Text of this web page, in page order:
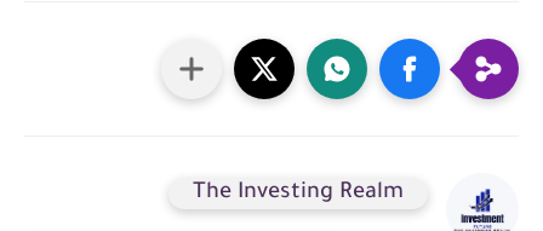
The Investing Realm